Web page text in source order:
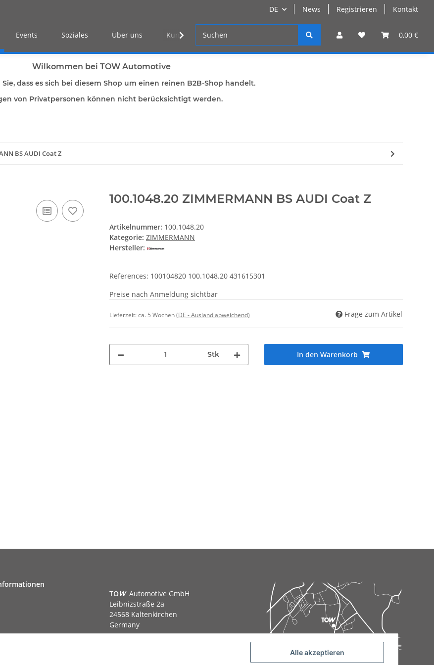
DE News Registrieren Kontakt
0,00 €
Events Soziales Über uns Kunden Log-in
Wilkommen bei TOW Automotive
dass es sich bei diesem Shop um einen reinen B2B-Shop handelt.
von Privatpersonen können nicht berücksichtigt werden.
BS AUDI Coat Z
100.1048.20 ZIMMERMANN BS AUDI Coat Z
Artikelnummer: 100.1048.20
Kategorie: ZIMMERMANN
Hersteller:
References: 100104820 100.1048.20 431615301
Preise nach Anmeldung sichtbar
Lieferzeit:ca. 5 Wochen(DE - Ausland abweichend) Frage zum Artikel
Stk In den Warenkorb
TOW Automotive GmbH
Leibnizstraße 2a
24568 Kaltenkirchen
Germany
Alle akzeptieren